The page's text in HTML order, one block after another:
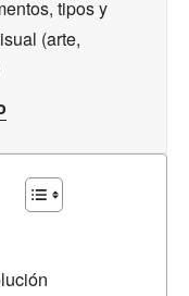
tipos y
(arte,